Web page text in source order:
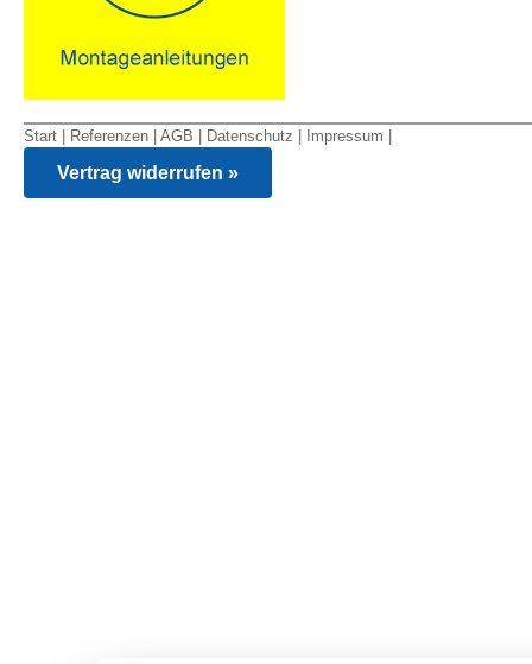
Start Referenzen AGB Datenschutz Impressum
Vertrag widerrufen »